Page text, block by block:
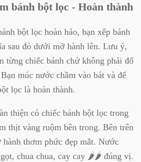
bánh bột lọc - Hoàn thành
bột lọc hoàn hảo, bạn xếp bánh
sau đó dưới mỡ hành lên. Lưu ý,
từng chiếc bánh chứ không phải đổ
múc nước chầm vào bát và để
lọc là hoàn thành.
thiện có chiếc bánh bột lọc trong
thịt vàng ruộm bên trong. Bên trên
thơm phức đẹp mắt. Nước
chua chua, cay cay 🌶🌶 đúng vị.